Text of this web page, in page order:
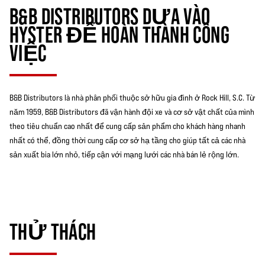
B&B DISTRIBUTORS DỰA VÀO
HYSTER ĐỂ HOÀN THÀNH CÔNG
VIỆC
B&B Distributors là nhà phân phối thuộc sở hữu gia đình ở Rock Hill, S.C. Từ
năm 1959, B&B Distributors đã vận hành đội xe và cơ sở vật chất của mình
theo tiêu chuẩn cao nhất để cung cấp sản phẩm cho khách hàng nhanh
nhất có thể, đồng thời cung cấp cơ sở hạ tầng cho giúp tất cả các nhà
sản xuất bia lớn nhỏ, tiếp cận với mạng lưới các nhà bán lẻ rộng lớn.
THỬ THÁCH